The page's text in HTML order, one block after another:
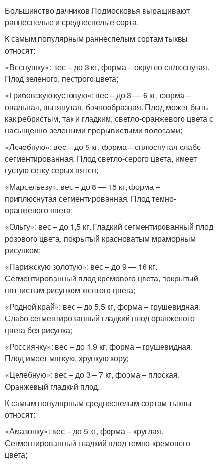
Большинство дачников Подмосковья выращивают
раннеспелые и среднеспелые сорта.
К самым популярным раннеспелым сортам тыквы
относят:
«Веснушку»: вес – до 3 кг, форма – округло-сплюснутая.
Плод зеленого, пестрого цвета;
«Грибовскую кустовую»: вес – до 3 — 6 кг, форма –
овальная, вытянутая, бочнообразная. Плод может быть
как ребристым, так и гладким, светло-оранжевого цвета с
насыщенно-зелеными прерывистыми полосами;
«Лечебную»: вес – до 5 кг, форма – сплюснутая слабо
сегментированная. Плод светло-серого цвета, имеет
густую сетку серых пятен;
«Марсельезу»: вес – до 8 — 15 кг, форма –
приплюснутая сегментированная. Плод темно-
оранжевого цвета;
«Ольгу»: вес – до 1,5 кг. Гладкий сегментированный плод
розового цвета, покрытый красноватым мраморным
рисунком;
«Парижскую золотую»: вес – до 9 — 16 кг.
Сегментированный плод кремового цвета, покрытый
пятнистым рисунком желтого цвета;
«Родной край»: вес – до 5,5 кг, форма – грушевидная.
Слабо сегментированный гладкий плод оранжевого
цвета без рисунка;
«Россиянку»: вес – до 1,9 кг, форма – грушевидная.
Плод имеет мягкую, хрупкую кору;
«Целебную»: вес – до 3 – 7 кг, форма – плоская.
Оранжевый гладкий плод.
К самым популярным среднеспелым сортам тыквы
относят:
«Амазонку»: вес – до 5 кг, форма – круглая.
Сегментированный гладкий плод темно-кремового
цвета;